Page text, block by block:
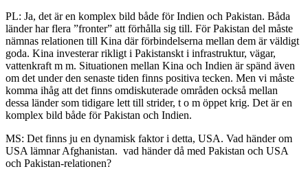
PL: Ja, det är en komplex bild både för Indien och Pakistan. Båda
länder har flera ”fronter” att förhålla sig till. För Pakistan del måste
nämnas relationen till Kina där förbindelserna mellan dem är väldigt
goda. Kina investerar rikligt i Pakistanskt i infrastruktur, vägar,
vattenkraft m m. Situationen mellan Kina och Indien är spänd även
om det under den senaste tiden finns positiva tecken. Men vi måste
komma ihåg att det finns omdiskuterade områden också mellan
dessa länder som tidigare lett till strider, t o m öppet krig. Det är en
komplex bild både för Pakistan och Indien.
MS: Det finns ju en dynamisk faktor i detta, USA. Vad händer om
USA lämnar Afghanistan. vad händer då med Pakistan och USA
och Pakistan-relationen?